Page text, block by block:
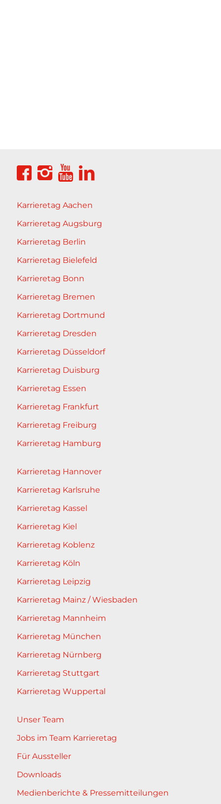
Karrieretag Aachen
Karrieretag Augsburg
Karrieretag Berlin
Karrieretag Bielefeld
Karrieretag Bonn
Karrieretag Bremen
Karrieretag Dortmund
Karrieretag Dresden
Karrieretag Düsseldorf
Karrieretag Duisburg
Karrieretag Essen
Karrieretag Frankfurt
Karrieretag Freiburg
Karrieretag Hamburg
Karrieretag Hannover
Karrieretag Karlsruhe
Karrieretag Kassel
Karrieretag Kiel
Karrieretag Koblenz
Karrieretag Köln
Karrieretag Leipzig
Karrieretag Mainz / Wiesbaden
Karrieretag Mannheim
Karrieretag München
Karrieretag Nürnberg
Karrieretag Stuttgart
Karrieretag Wuppertal
Unser Team
Jobs im Team Karrieretag
Für Aussteller
Downloads
Medienberichte & Pressemitteilungen